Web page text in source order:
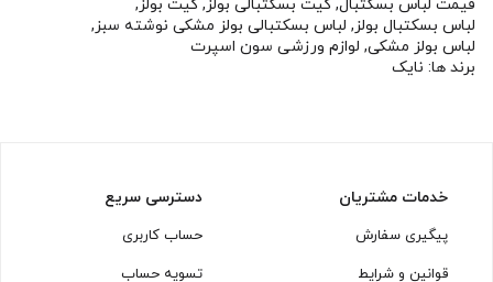
قیمت لباس بسکتبال,کیت بسکتبالی بولز ,کیت بولز ,
لباس بسکتبال بولز , لباس بسکتبالی بولز مشکی نوشته سبز ,
لباس بولز مشکی, لوازم ورزشی سون اسپرت
برند ها: نایک
خدمات مشتریان
پیگیری سفارش
قوانین و شرایط
دسترسی سریع
حساب کاربری
تسویه حساب